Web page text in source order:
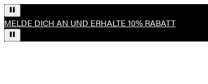
MELDE DICH AN UND ERHALTE 10% RABATT